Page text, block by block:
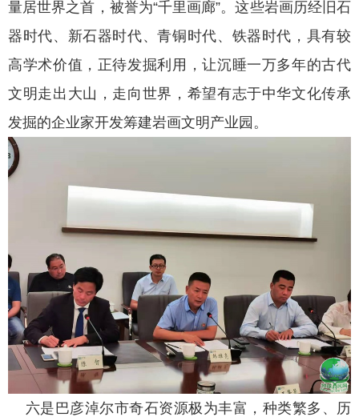
量居世界之首，被誉为“千里画廊”。这些岩画历经旧石
器时代、新石器时代、青铜时代、铁器时代，具有较
高学术价值，正待发掘利用，让沉睡一万多年的古代
文明走出大山，走向世界，希望有志于中华文化传承
发掘的企业家开发筹建岩画文明产业园。
六是巴彦淖尔市奇石资源极为丰富，种类繁多、历